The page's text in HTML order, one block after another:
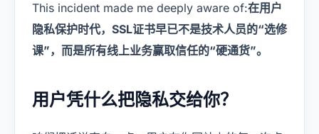
This incident made me deeply aware of:在用户
隐私保护时代，SSL证书早已不是技术人员的“选修
课”，而是所有线上业务赢取信任的“硬通货”。
用户凭什么把隐私交给你？